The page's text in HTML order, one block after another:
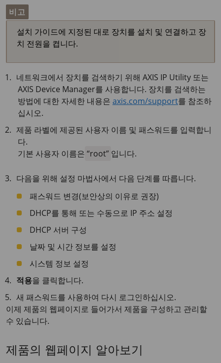
비고
설치 가이드에 지정된 대로 장치를 설치 및 연결하고 장
치 전원을 켭니다.
네트워크에서 장치를 검색하기 위해 AXIS IP Utility 또는
AXIS Device Manager를 사용합니다. 장치를 검색하는
방법에 대한 자세한 내용은 axis.com/support를 참조하
십시오.
제품 라벨에 제공된 사용자 이름 및 패스워드를 입력합니
다.
기본 사용자 이름은 root 입니다.
다음을 위해 설정 마법사에서 다음 단계를 따릅니다.
패스워드 변경(보안상의 이유로 권장)
DHCP를 통해 또는 수동으로 IP 주소 설정
DHCP 서버 구성
날짜 및 시간 정보를 설정
시스템 정보 설정
적용을 클릭합니다.
새 패스워드를 사용하여 다시 로그인하십시오.
이제 제품의 웹페이지로 들어가서 제품을 구성하고 관리할
수 있습니다.
제품의 웹페이지 알아보기